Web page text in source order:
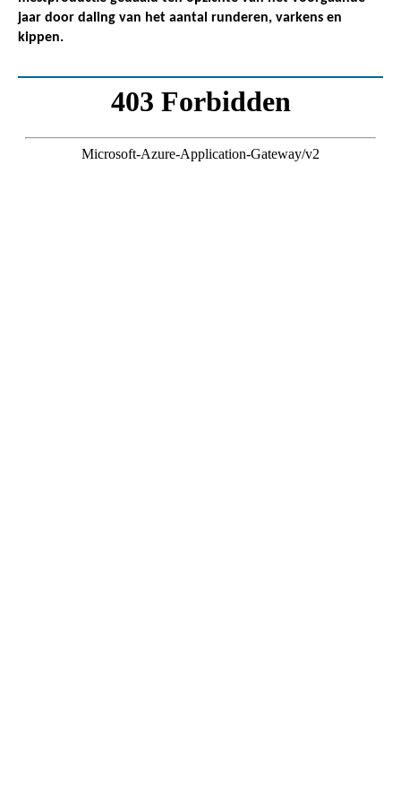
jaar door daling van het aantal runderen, varkens en
kippen.